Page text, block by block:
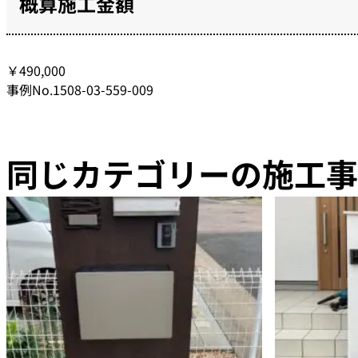
￥490,000
事例No.1508-03-559-009
同じカテゴリーの施工